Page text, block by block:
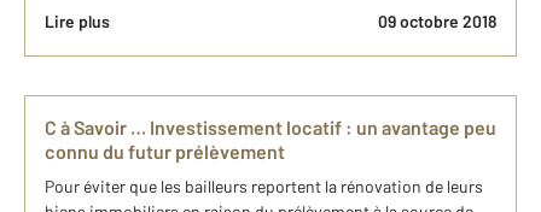
Lire plus 09 octobre 2018
C à Savoir … Investissement locatif : un avantage peu
connu du futur prélèvement
Pour éviter que les bailleurs reportent la rénovation de leurs